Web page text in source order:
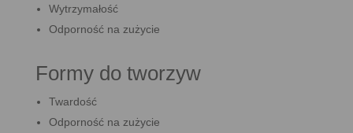
Wytrzymałość
Odporność na zużycie
Formy do tworzyw
Twardość
Odporność na zużycie